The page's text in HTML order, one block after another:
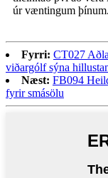
úr væntingum þínum.
Fyrri: CT027
viðargólf sýna
Næst: FB094
fyrir smásölu